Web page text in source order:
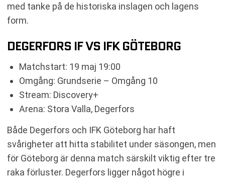
med tanke på de historiska inslagen och lagens
form.
DEGERFORS IF VS IFK GÖTEBORG
Matchstart: 19 maj 19:00
Omgång: Grundserie – Omgång 10
Stream: Discovery+
Arena: Stora Valla, Degerfors
Både Degerfors och IFK Göteborg har haft
svårigheter att hitta stabilitet under säsongen, men
för Göteborg är denna match särskilt viktig efter tre
raka förluster. Degerfors ligger något högre i